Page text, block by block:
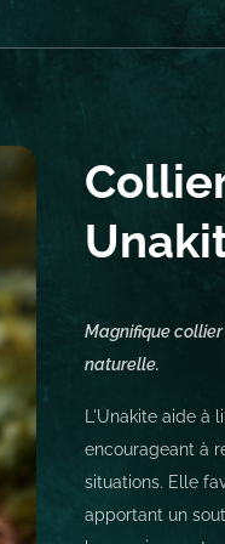
Magnifique
naturelle.
L'Unakite aide
encourageant à
situations. Elle
apportant un